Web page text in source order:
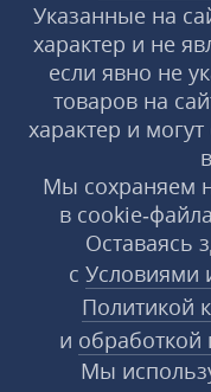
Указанные на
характер и не
если явно не
товаров на
характер и
Мы сохраняем
в
Оставаясь
с Условиями
Политикой
и
Мы